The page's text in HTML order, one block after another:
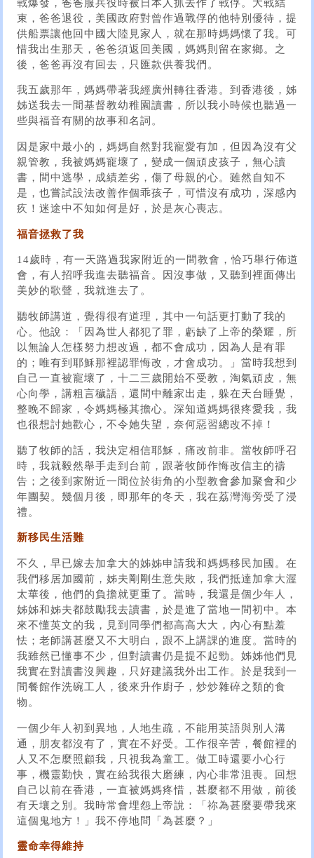
戰爆發，爸爸服兵役時被日本人抓去作了戰俘。大戰結
束，爸爸退役，美國政府對曾作過戰俘的他特別優待，提
供船票讓他回中國大陸見家人，就在那時媽媽懷了我。可
惜我出生那天，爸爸須返回美國，媽媽則留在家鄉。之
後，爸爸再沒有回去，只匯款供養我們。
我五歲那年，媽媽帶著我經廣州轉往香港。到香港後，姊
姊送我去一間基督教幼稚園讀書，所以我小時候也聽過一
些與福音有關的故事和名詞。
因是家中最小的，媽媽自然對我寵愛有加，但因為沒有父
親管教，我被媽媽寵壞了，變成一個頑皮孩子，無心讀
書，間中逃學，成績差劣，傷了母親的心。雖然自知不
是，也嘗試設法改善作個乖孩子，可惜沒有成功，深感內
疚！迷途中不知如何是好，於是灰心喪志。
福音拯救了我
14歲時，有一天路過我家附近的一間教會，恰巧舉行佈道
會，有人招呼我進去聽福音。因沒事做，又聽到裡面傳出
美妙的歌聲，我就進去了。
聽牧師講道，覺得很有道理，其中一句話更打動了我的
心。他說：「因為世人都犯了罪，虧缺了上帝的榮耀，所
以無論人怎樣努力想改過，都不會成功，因為人是有罪
的；唯有到耶穌那裡認罪悔改，才會成功。」當時我想到
自己一直被寵壞了，十二三歲開始不受教，淘氣頑皮，無
心向學，講粗言穢語，還間中離家出走，躲在天台睡覺，
整晚不歸家，令媽媽極其擔心。深知道媽媽很疼愛我，我
也很想討她歡心，不令她失望，奈何惡習總改不掉！
聽了牧師的話，我決定相信耶穌，痛改前非。當牧師呼召
時，我就毅然舉手走到台前，跟著牧師作悔改信主的禱
告；之後到家附近一間位於街角的小型教會參加聚會和少
年團契。幾個月後，即那年的冬天，我在荔灣海旁受了浸
禮。
新移民生活難
不久，早已嫁去加拿大的姊姊申請我和媽媽移民加國。在
我們移居加國前，姊夫剛剛生意失敗，我們抵達加拿大渥
太華後，他們的負擔就更重了。當時，我還是個少年人，
姊姊和姊夫都鼓勵我去讀書，於是進了當地一間初中。本
來不懂英文的我，見到同學們都高高大大，內心有點羞
怯；老師講甚麼又不大明白，跟不上講課的進度。當時的
我雖然已懂事不少，但對讀書仍是提不起勁。姊姊他們見
我實在對讀書沒興趣，只好建議我外出工作。於是我到一
間餐館作洗碗工人，後來升作廚子，炒炒雜碎之類的食
物。
一個少年人初到異地，人地生疏，不能用英語與別人溝
通，朋友都沒有了，實在不好受。工作很辛苦，餐館裡的
人又不怎麼照顧我，只視我為童工。做工時還要小心行
事，機靈勤快，實在給我很大磨練，內心非常沮喪。回想
自己以前在香港，一直被媽媽疼惜，甚麼都不用做，前後
有天壤之別。我時常會埋怨上帝說：「祢為甚麼要帶我來
這個鬼地方！」我不停地問「為甚麼？」
靈命幸得維持